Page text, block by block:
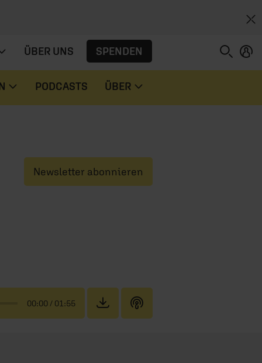
ÜBER UNS SPENDEN
PODCASTS ÜBER
Newsletter abonnieren
00:00/ 01:55